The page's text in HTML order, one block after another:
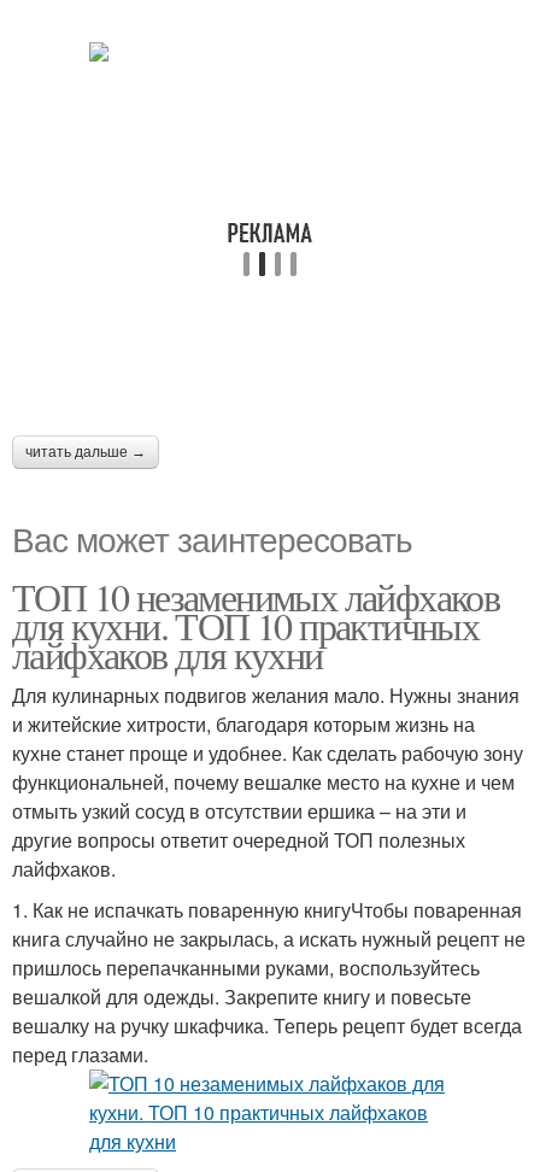
читать дальше →
Вас может заинтересовать
ТОП 10 незаменимых лайфхаков
для кухни. ТОП 10 практичных
лайфхаков для кухни
Для кулинарных подвигов желания мало. Нужны знания
и житейские хитрости, благодаря которым жизнь на
кухне станет проще и удобнее. Как сделать рабочую зону
функциональней, почему вешалке место на кухне и чем
отмыть узкий сосуд в отсутствии ершика – на эти и
другие вопросы ответит очередной ТОП полезных
лайфхаков.
1. Как не испачкать поваренную книгуЧтобы поваренная
книга случайно не закрылась, а искать нужный рецепт не
пришлось перепачканными руками, воспользуйтесь
вешалкой для одежды. Закрепите книгу и повесьте
вешалку на ручку шкафчика. Теперь рецепт будет всегда
перед глазами.